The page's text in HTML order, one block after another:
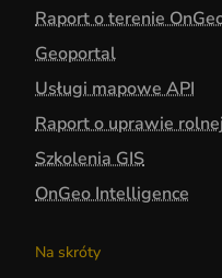
Raport o terenie
Geoportal
Usługi mapowe API
Raport o uprawie rolnej
Szkolenia GIS
OnGeo Intelligence
Na skróty